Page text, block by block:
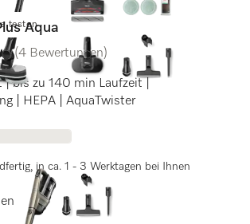
testenAqua
(4 Bewertungen)
| bis zu 140 min Laufzeit |
| HEPA | AquaTwister
in ca. 1 - 3 Werktagen bei Ihnen